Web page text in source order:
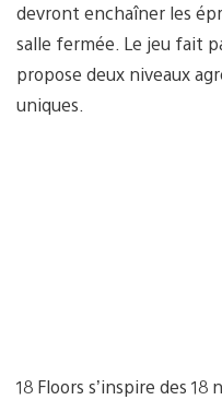
devront enchaîner les
salle fermée. Le jeu fait
propose deux niveaux
uniques.
18 Floors s’inspire des